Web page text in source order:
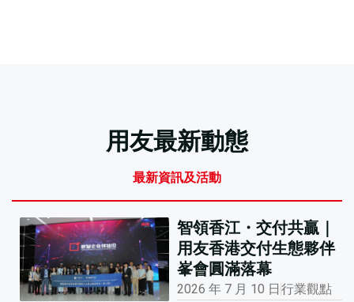
用友最新動態
最新資訊及活動
智領香江・交付共贏｜
用友香港交付生態夥伴
峯會圓滿落幕
2026 年 7 月 10 日 行業觀點